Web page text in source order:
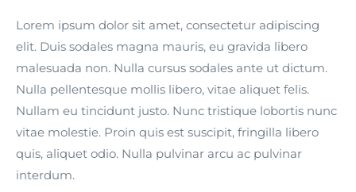
Lorem ipsum dolor sit amet, consectetur adipiscing
elit. Duis sodales magna mauris, eu gravida libero
malesuada non. Nulla cursus sodales ante ut dictum.
Nulla pellentesque mollis libero, vitae aliquet felis.
Nullam eu tincidunt justo. Nunc tristique lobortis nunc
vitae molestie. Proin quis est suscipit, fringilla libero
quis, aliquet odio. Nulla pulvinar arcu ac pulvinar
interdum.